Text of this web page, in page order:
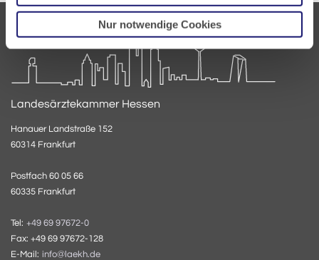
Nur notwendige Cookies
Landesärztekammer Hessen
Hanauer Landstraße 152
60314 Frankfurt
Postfach 60 05 66
60335 Frankfurt
Tel: +49 69 97672-0
Fax: +49 69 97672-128
E-Mail: info@laekh.de